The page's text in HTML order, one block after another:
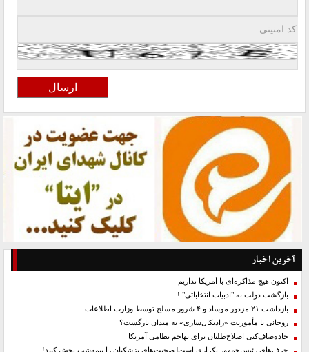
آخرین اخبار
اکنون هیچ مذاکره‌ای با آمریکا نداریم
بازگشت دولت به "ادبیات انتخاباتی" !
بازداشت ۲۱ مزدور موساد و ۴ شرور مسلح توسط وزارت اطلاعات
روحانی با مأموریت «رادیکال‌سازی» به میدان بازگشت؟
جاده‌صاف‌کنی اصلاح‌طلبان برای تهاجم نظامی آمریکا
حرف‌های رئیس‌جمهور تکراری است| صحبت‌های پزشکیان را نیمه‌شب پخش کنید!